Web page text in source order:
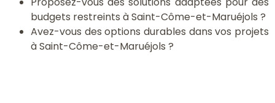
budgets restreints à Saint-Côme-et-Maruéjols ?
Avez-vous des options durables dans vos projets
à Saint-Côme-et-Maruéjols ?